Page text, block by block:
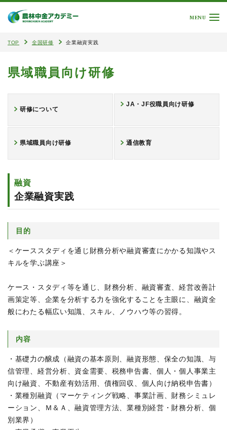
MENU
TOP 全国研修 企業融資実践
県域職員向け研修
研修について
JA・JF役職員向け研修
県域職員向け研修 通信教育
融資
企業融資実践
目的
＜ケーススタディを通じ財務分析や融資審査にかかる知識やス
キルを学ぶ講座＞
ケース・スタディ等を通じ、財務分析、融資審査、経営改善計
画策定等、企業を分析する力を強化することを主眼に、融資全
般にわたる幅広い知識、スキル、ノウハウ等の習得。
内容
・基礎力の醸成（融資の基本原則、融資形態、保全の知識、与
信管理、経営分析、資金需要、税務申告書、個人・個人事業主
向け融資、不動産有効活用、債権回収、個人向け納税申告書）
・業種別融資（マーケティング戦略、事業計画、財務シミュレ
ーション、Ｍ＆Ａ、融資管理方法、業種別経営・財務分析、個
別業界）